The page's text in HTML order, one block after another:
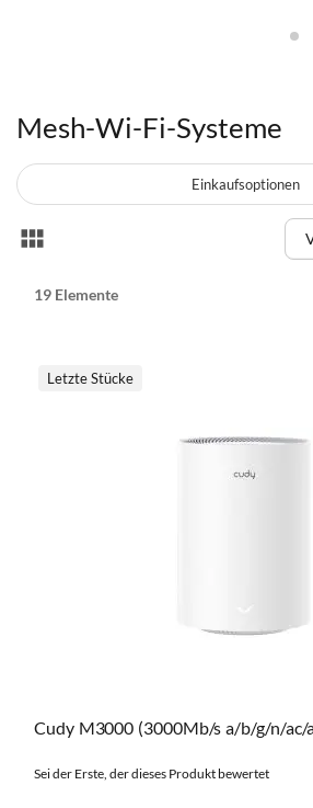
Mesh-Wi-Fi-Systeme
Anzeigen
Liste
19 Elemente
Cudy M3000 (3000Mb/s a/b/g/n/ac/
Sei der Erste, der dieses Produkt bewertet
Letzte Stücke
Einkaufsoptionen